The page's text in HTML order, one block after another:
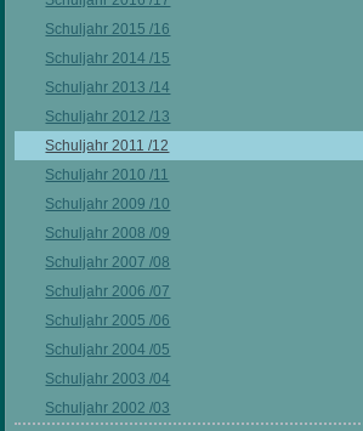
Schuljahr 2015 /16
Schuljahr 2014 /15
Schuljahr 2013 /14
Schuljahr 2012 /13
Schuljahr 2011 /12
Schuljahr 2010 /11
Schuljahr 2009 /10
Schuljahr 2008 /09
Schuljahr 2007 /08
Schuljahr 2006 /07
Schuljahr 2005 /06
Schuljahr 2004 /05
Schuljahr 2003 /04
Schuljahr 2002 /03